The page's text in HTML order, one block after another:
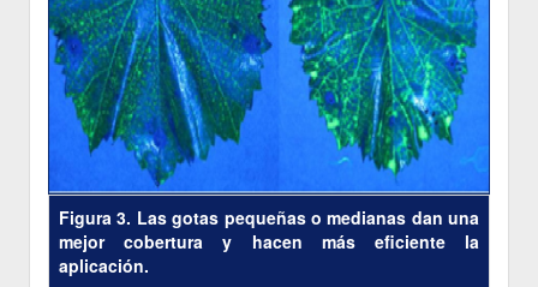
Figura 3. Las gotas pequeñas o medianas dan una
mejor cobertura y hacen más eficiente la
aplicación.